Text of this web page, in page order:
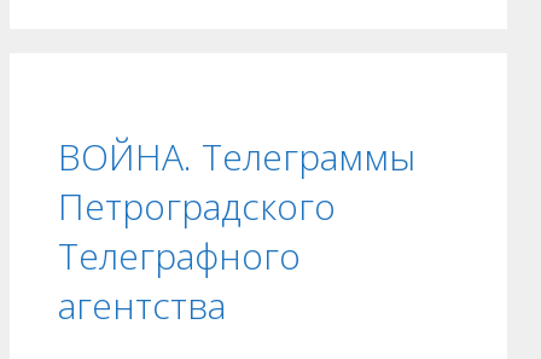
ВОЙНА. Телеграммы
Петроградского
Телеграфного
агентства